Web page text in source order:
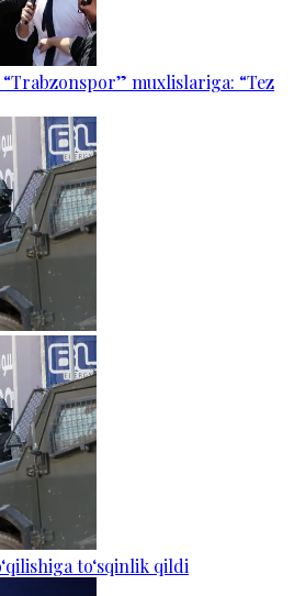
muxlislariga: “Tez
to‘sqinlik qildi